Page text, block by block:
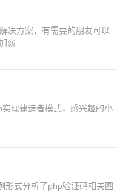
决方案，有需要的朋友可以
薪
现建造者模式，感兴趣的小
形式分析了php验证码相关图